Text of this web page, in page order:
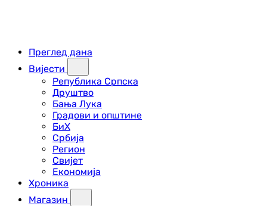
Преглед дана
Вијести
Република Српска
Друштво
Бања Лука
Градови и општине
БиХ
Србија
Регион
Свијет
Економија
Хроника
Магазин